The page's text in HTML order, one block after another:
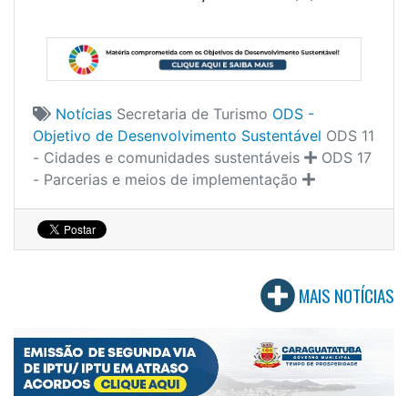
Notícias Secretaria de Turismo ODS -
Objetivo de Desenvolvimento Sustentável ODS 11
- Cidades e comunidades sustentáveis
ODS 17
- Parcerias e meios de implementação
MAIS NOTÍCIAS